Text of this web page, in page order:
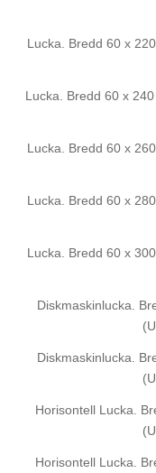
Lucka. Bredd 60 x
Lucka. Bredd 60 x
Lucka. Bredd 60 x
Lucka. Bredd 60 x
Lucka. Bredd 60 x
Diskmaskinlucka.
Diskmaskinlucka.
Horisontell Lucka.
Horisontell Lucka.